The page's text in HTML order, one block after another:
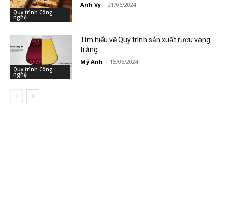
Quy trình Công
nghệ
Anh Vy - 21/06/2024
Quy trình Công
nghệ
Tìm hiểu về Quy trình sản xuất rượu vang
trắng
Mỹ Anh - 15/05/2024